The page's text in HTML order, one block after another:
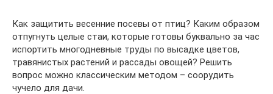
Как защитить весенние посевы от птиц? Каким образом
отпугнуть целые стаи, которые готовы буквально за час
испортить многодневные труды по высадке цветов,
травянистых растений и рассады овощей? Решить
вопрос можно классическим методом – соорудить
чучело для дачи.